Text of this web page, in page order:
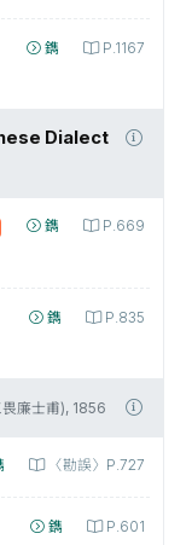
鐫 P.1167
Dialect
鐫 P.669
鐫 P.835
廉士甫), 1856
〈勘誤〉P.727
鐫 P.601